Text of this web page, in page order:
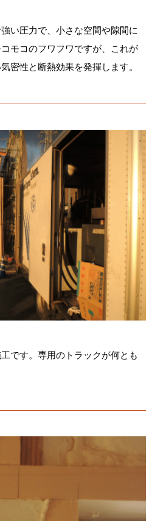
い圧力で、小さな空間や隙間に
モコのフワフワですが、これが
密性と断熱効果を発揮します。
です。専用のトラックが何とも